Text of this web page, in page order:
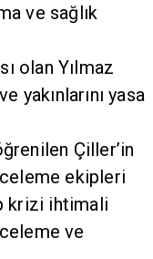
ve sağlık
olan Yılmaz
yakınlarını yasa
Çiller’in
ekipleri
krizi ihtimali
ve